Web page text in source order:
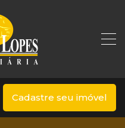
Cadastre seu imóvel